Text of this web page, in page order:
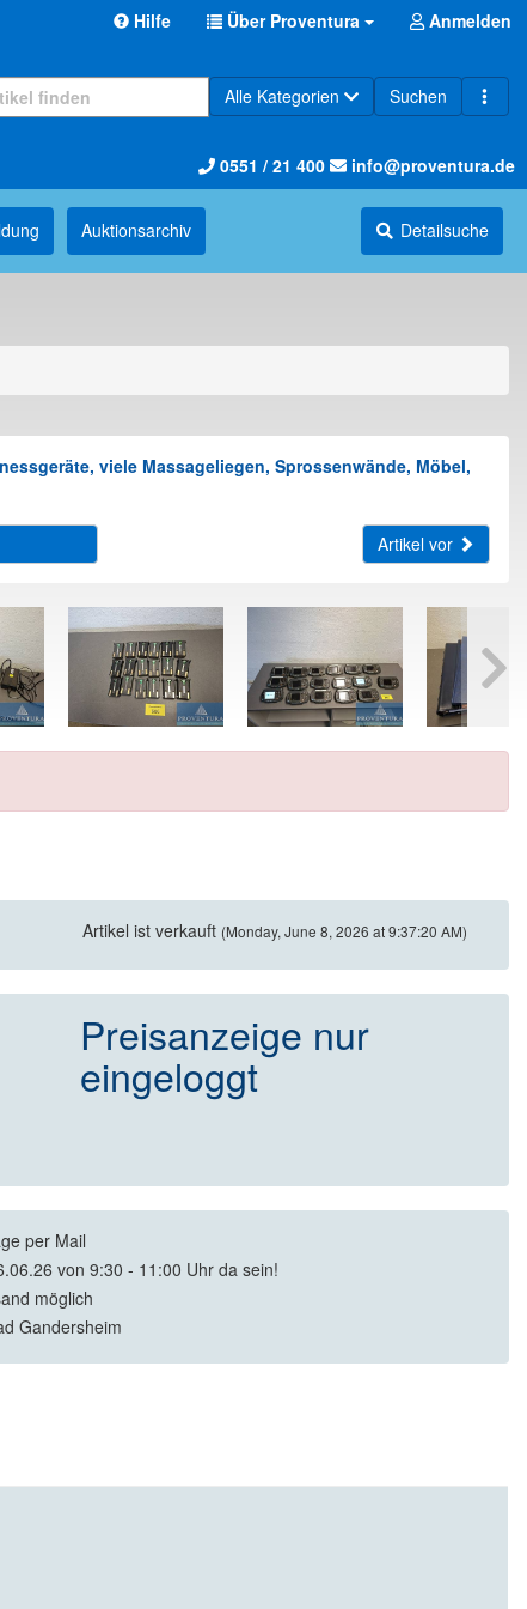
Hilfe Über Proventura Anmelden
Alle Kategorien Suchen
0551 / 21 400 info@proventura.de
Auktions­archiv Detailsuche
viele Massageliegen, Sprossenwände, Möbel,
Artikel vor
Artikel ist verkauft (Monday, June 8, 2026 at 9:37:20 AM)
Preisanzeige nur
eingeloggt
per Mail
von 9:30 - 11:00 Uhr da sein!
möglich
Gandersheim